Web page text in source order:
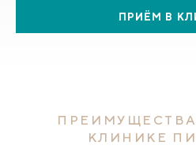
КЛИНИКЕ